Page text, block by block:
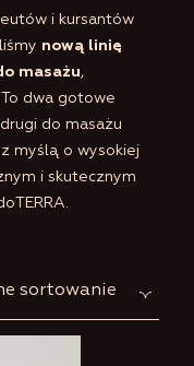
sortowanie
i kursantów
nową linię
masażu,
dwa gotowe
do masażu
myślą o wysokiej
i skutecznym